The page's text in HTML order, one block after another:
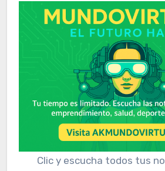
Clic y escucha todos tus noticias de